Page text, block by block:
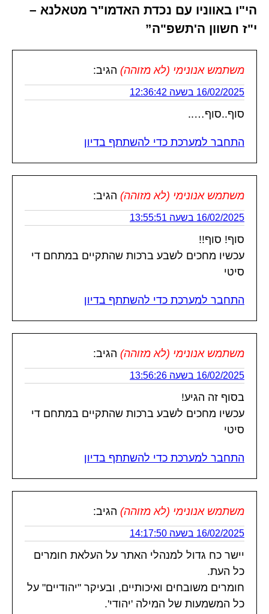
הי"ו באווניו עם נכדת האדמו"ר מטאלנא –
י"ז חשוון ה'תשפ"ה”
משתמש אנונימי (לא מזוהה) הגיב:
16/02/2025 בשעה 12:36:42
סוף..סוף…..
התחבר למערכת כדי להשתתף בדיון
משתמש אנונימי (לא מזוהה) הגיב:
16/02/2025 בשעה 13:55:51
סוף! סוף!!
עכשיו מחכים לשבע ברכות שהתקיים במתחם די
סיטי
התחבר למערכת כדי להשתתף בדיון
משתמש אנונימי (לא מזוהה) הגיב:
16/02/2025 בשעה 13:56:26
בסוף זה הגיע!
עכשיו מחכים לשבע ברכות שהתקיים במתחם די
סיטי
התחבר למערכת כדי להשתתף בדיון
משתמש אנונימי (לא מזוהה) הגיב:
16/02/2025 בשעה 14:17:50
יישר כח גדול למנהלי האתר על העלאת חומרים
כל העת.
חומרים משובחים ואיכותיים, ובעיקר "יהודיים" על
כל המשמעות של המילה 'יהודי'.